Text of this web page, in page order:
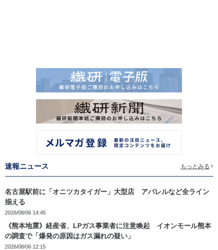
速報ニュース もっとみる
名古屋駅前に「オニツカタイガー」大型店 アパレルなど全ライン
揃える
2026/08/06 14:45
《熊本地震》経産省、LPガス事業者に注意喚起 イオンモール熊本
の調査で「爆発の原因はガス漏れの疑い」
2026/08/06 12:15